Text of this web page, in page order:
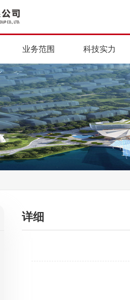
业务范围 科技实力
详细